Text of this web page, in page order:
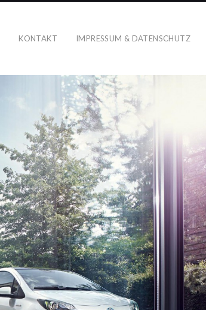
KONTAKT IMPRESSUM & DATENSCHUTZ